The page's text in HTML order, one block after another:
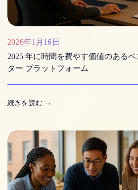
2026年1月16日
2025 年に時間を費やす価値のある
ター プラットフォーム
続きを読む →